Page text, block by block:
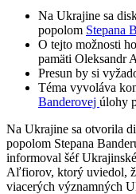
Na Ukrajine sa
popolom Stepana
O tejto možnosti
pamäti Oleksandr
Presun by si
Téma vyvoláva
Banderovej úlohy
Na Ukrajine sa otvorila
popolom Stepana
informoval šéf
Aľfiorov, ktorý uviedol,
viacerých významných